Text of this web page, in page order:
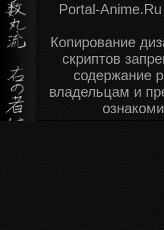
Portal-
Копирование
скриптов
содержание
владельцам и